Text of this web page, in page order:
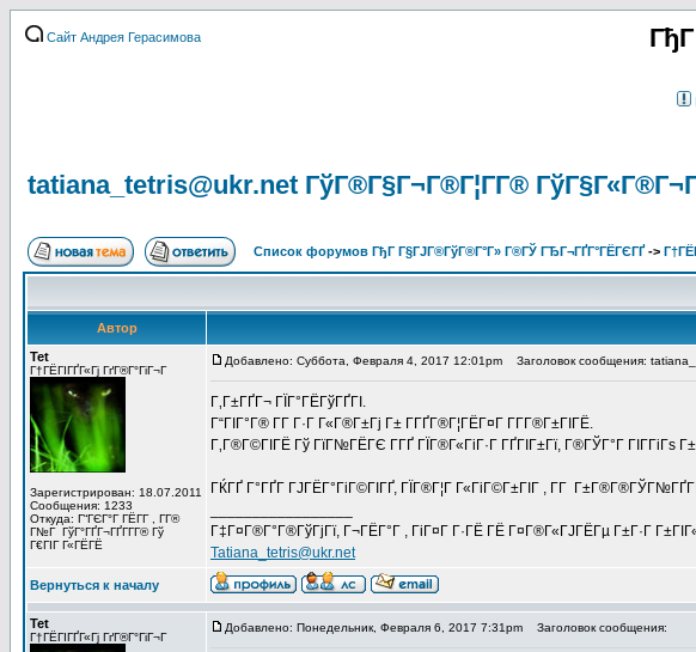
Сайт Андрея Герасимова
tatiana_tetris@ukr.net ГўГ®Г§Г¬Г®Г¦Г­Г®
Список форумов ГђГ Г§ГЈГ®ГўГ®Г°Г» Г®ГЎ ГЂГ¬ГҐГ°ГЁГЄГҐ->
Автор
Tet
Г†ГЁГІГҐГ«Гј ГґГ®Г°ГіГ¬Г
Зарегистрирован: 18.07.2011
Сообщения: 1233
Откуда: Г“ГЄГ°Г ГЁГ­Г , Г­Г®
Г№Г ГўГ°ГҐГ¬ГҐГ­Г­Г® Гў
Г€ГІГ Г«ГЁГЁ
Добавлено: Суббота, Февраля 4, 2017 12:01pm Заголовок сообщения:
Г‚Г±ГҐГ¬ ГЇГ°ГЁГўГҐГІ.
Г“ГІГ°Г® Г­Г Г·Г Г«Г®Г±Гј Г± Г­ГҐГ®Г¦ГЁГ¤Г Г­Г­Г®Г±ГІГЁ.
Г‚Г®Г©ГІГЁ Гў ГїГ№ГЁГЄ Г­ГҐ ГЇГ®Г«ГіГ·Г ГҐГІГ±Гї, Г®ГЎГ°Г ГІГ­ГіГѕ
ГЌГҐ Г°ГҐГ ГЈГЁГ°ГіГ©ГІГҐ, ГЇГ®Г¦Г Г«ГіГ©Г±ГІГ , Г­Г
Г‡Г¤Г®Г°Г®ГўГјГї, Г¬ГЁГ°Г , ГіГ¤Г Г·ГЁ ГЁ Г¤Г®Г«ГЈГЁГµ Г±Г·Г
Tatiana_tetris@ukr.net
Вернуться к началу
Tet
Г†ГЁГІГҐГ«Гј ГґГ®Г°ГіГ¬Г
Добавлено: Понедельник, Февраля 6, 2017 7:31pm Заголовок сообщения: